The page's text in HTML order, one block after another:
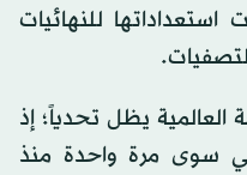
استعداداتها للنهائيات
العالمية يظل تحدياً؛ إذ
سوى مرة واحدة منذ